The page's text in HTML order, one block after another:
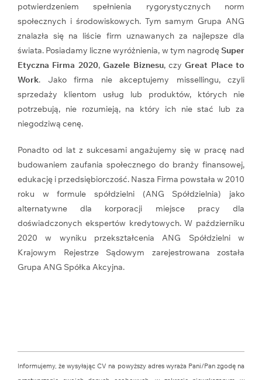
potwierdzeniem spełnienia rygorystycznych norm
społecznych i środowiskowych. Tym samym Grupa ANG
znalazła się na liście firm uznawanych za najlepsze dla
świata. Posiadamy liczne wyróżnienia, w tym nagrodęSuper
Etyczna Firma 2020,Gazele Biznesu, czyGreat Place to
Work. Jako firma nie akceptujemy missellingu, czyli
sprzedaży klientom usług lub produktów, których nie
potrzebują, nie rozumieją, na który ich nie stać lub za
niegodziwą cenę.
Ponadto od lat z sukcesami angażujemy się w pracę nad
budowaniem zaufania społecznego do branży finansowej,
edukację i przedsiębiorczość. Nasza Firma powstała w 2010
roku w formule spółdzielni (ANG Spółdzielnia) jako
alternatywne dla korporacji miejsce pracy dla
doświadczonych ekspertów kredytowych. W październiku
2020 w wyniku przekształcenia ANG Spółdzielni w
Krajowym Rejestrze Sądowym zarejestrowana została
Grupa ANG Spółka Akcyjna.
Informujemy, że wysyłając CV na powyższy adres wyraża Pani/Pan zgodę na